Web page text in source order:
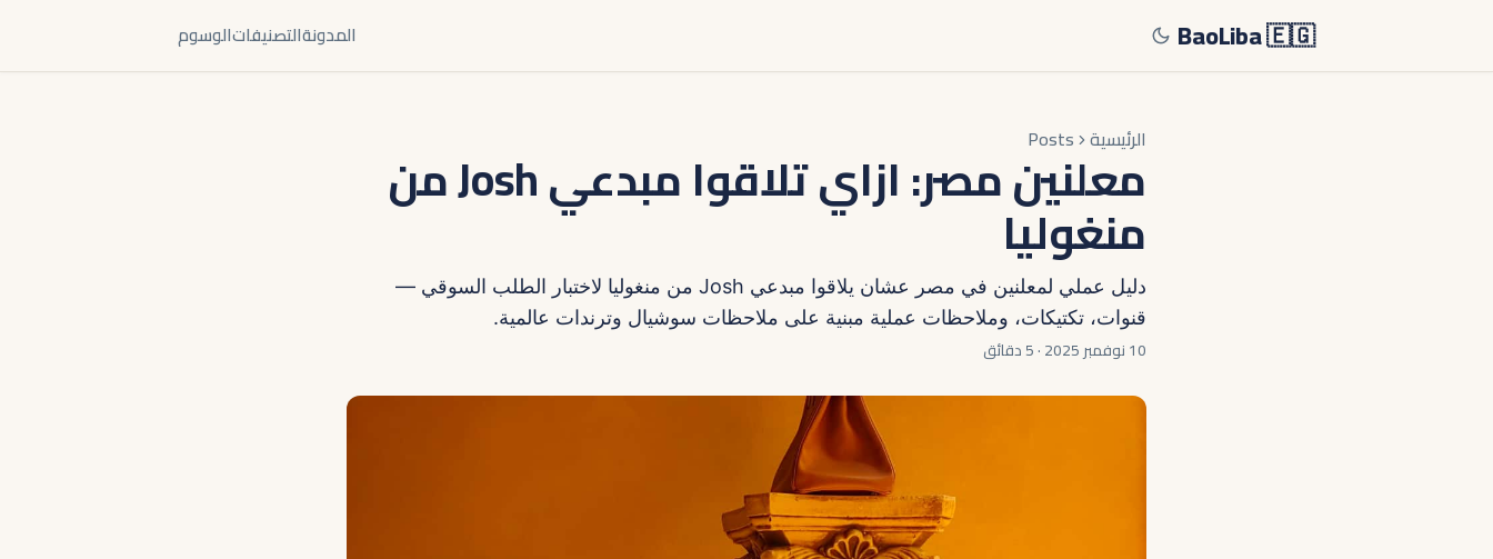
BaoLiba 🇪🇬 المدونةالتصنيفاتالوسوم
الرئيسية Posts معلنين مصر: ازاي تلاقوا مبدعي Josh من
منغوليا
دليل عملي لمعلنين في مصر عشان يلاقوا مبدعي Josh من منغوليا لاختبار الطلب السوقي —
قنوات، تكتيكات، وملاحظات عملية مبنية على ملاحظات سوشيال وترندات عالمية.
10 نوفمبر 2025 ·5 دقائق